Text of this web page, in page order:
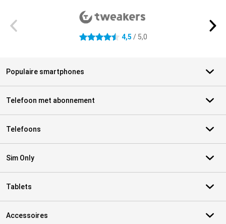
4.5 sterren 4,5 / 5,0
Populaire smartphones
Telefoon met abonnement
Telefoons
Sim Only
Tablets
Accessoires